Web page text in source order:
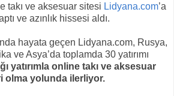
takı ve aksesuar sitesi Lidyana.com’a
ve azınlık hissesi aldı.
hayata geçen Lidyana.com, Rusya,
ve Asya’da toplamda 30 yatırımı
yatırımla online takı ve aksesuar
olma yolunda ilerliyor.